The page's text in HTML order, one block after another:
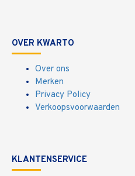
OVER KWARTO
Over ons
Merken
Privacy Policy
Verkoopsvoorwaarden
KLANTENSERVICE